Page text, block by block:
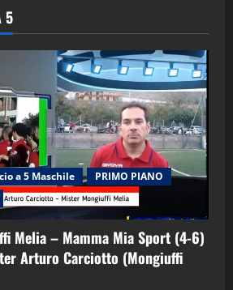
5
a 5 Maschile
PRIMO PIANO
Melia – Mamma Mia Sport (4-6)
Arturo Carciotto (Mongiuffi